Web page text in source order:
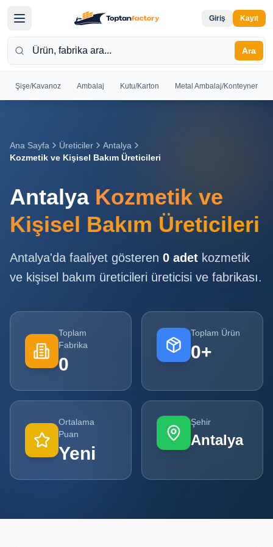
Giriş Kayıt
Ara
Şişe/Kavanoz Ambalaj Kutu/Karton Metal Ambalaj/Konteyner
Giriş yapın
veya kayıt
Giriş
Kayıt
Ol
Ana
Sayfa
Tüm
Ürünler
POPÜLER
KATEGORILER
Şişe ve Kavanoz Üreticileri
Ambalaj Üreticileri
Ana Sayfa Üreticiler
Antalya
Kozmetik ve Kişisel Bakım Üreticileri
Antalya Kozmetik ve
Kişisel Bakım Üreticileri
Antalya'da faaliyet gösteren 0 adet kozmetik
ve kişisel bakım üreticileri üreticisi ve fabrikası.
Toplam
Fabrika
0
Toplam Ürün
0+
Ortalama
Puan
Yeni
Şehir
Antalya